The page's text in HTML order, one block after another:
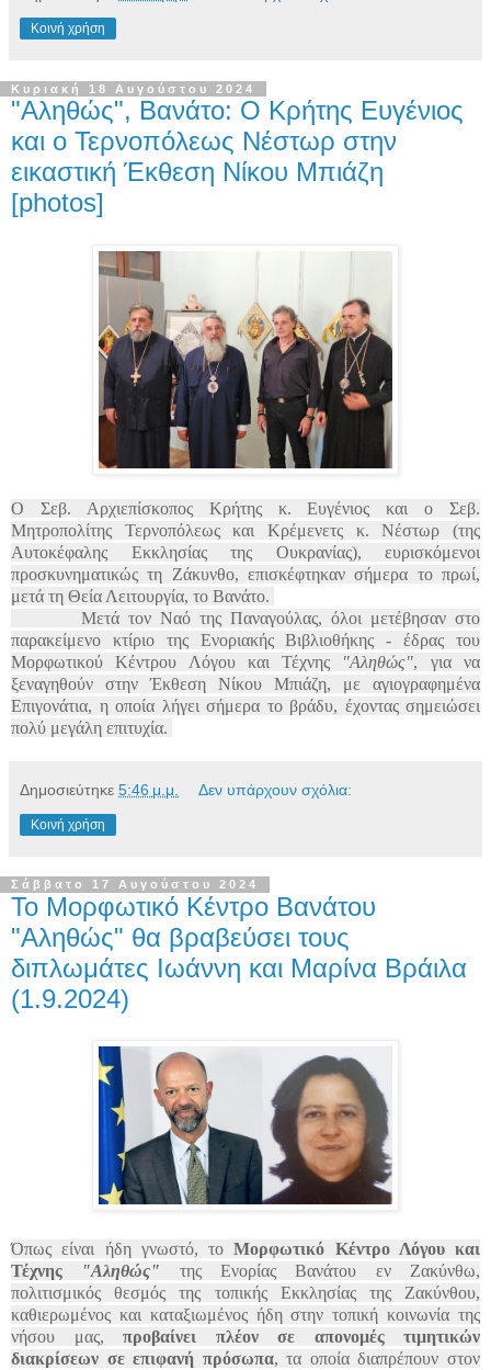
Κοινή χρήση
Κυριακή 18 Αυγούστου 2024
"Αληθώς", Βανάτο: Ο Κρήτης Ευγένιος
και ο Τερνοπόλεως Νέστωρ στην
εικαστική Έκθεση Νίκου Μπιάζη
[photos]
Ο Σεβ. Αρχιεπίσκοπος Κρήτης κ. Ευγένιος και ο Σεβ.
Μητροπολίτης Τερνοπόλεως και Κρέμενετς κ. Νέστωρ (της
Αυτοκέφαλης Εκκλησίας της Ουκρανίας), ευρισκόμενοι
προσκυνηματικώς τη Ζάκυνθο, επισκέφτηκαν σήμερα το πρωί,
μετά τη Θεία Λειτουργία, το Βανάτο.
Μετά τον Ναό της Παναγούλας, όλοι μετέβησαν στο
παρακείμενο κτίριο της Ενοριακής Βιβλιοθήκης - έδρας του
Μορφωτικού Κέντρου Λόγου και Τέχνης "Αληθώς", για να
ξεναγηθούν στην Έκθεση Νίκου Μπιάζη, με αγιογραφημένα
Επιγονάτια, η οποία λήγει σήμερα το βράδυ, έχοντας σημειώσει
πολύ μεγάλη επιτυχία.
Δημοσιεύτηκε 5:46 μ.μ. Δεν υπάρχουν σχόλια:
Κοινή χρήση
Σάββατο 17 Αυγούστου 2024
Το Μορφωτικό Κέντρο Βανάτου
"Αληθώς" θα βραβεύσει τους
διπλωμάτες Ιωάννη και Μαρίνα Βράιλα
(1.9.2024)
Όπως είναι ήδη γνωστό, τοΜορφωτικό Κέντρο Λόγου και
Τέχνης
"Αληθώς"
της Ενορίας Βανάτου εν Ζακύνθω,
πολιτισμικός θεσμός της τοπικής Εκκλησίας της Ζακύνθου,
καθιερωμένος και καταξιωμένος ήδη στην τοπική κοινωνία της
νήσου μας, προβαίνει πλέον σε
απονομές τιμητικών
διακρίσεων σε επιφανή πρόσωπα, τα οποία διαπρέπουν στον